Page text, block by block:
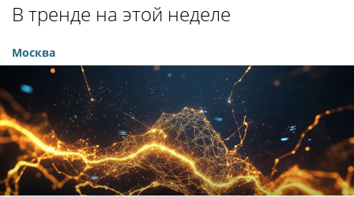
В тренде на этой неделе
Москва